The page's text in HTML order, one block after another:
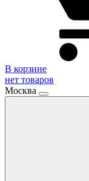
В корзине
нет товаров
Москва